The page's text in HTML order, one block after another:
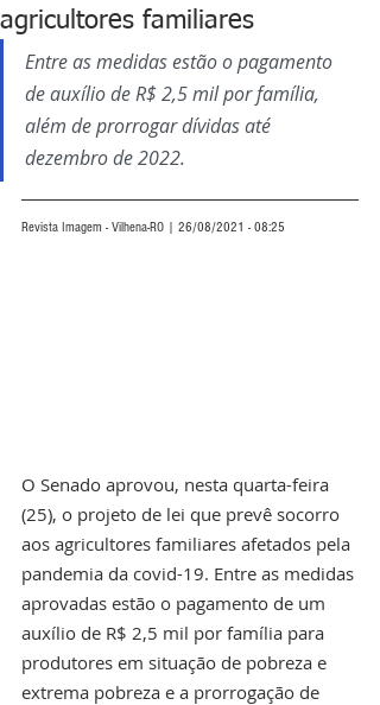
agricultores familiares
Entre as medidas estão o pagamento
de auxílio de R$ 2,5 mil por família,
além de prorrogar dívidas até
dezembro de 2022.
Revista Imagem - Vilhena-RO | 26/08/2021 - 08:25
O Senado aprovou, nesta quarta-feira
(25), o projeto de lei que prevê socorro
aos agricultores familiares afetados pela
pandemia da covid-19. Entre as medidas
aprovadas estão o pagamento de um
auxílio de R$ 2,5 mil por família para
produtores em situação de pobreza e
extrema pobreza e a prorrogação de